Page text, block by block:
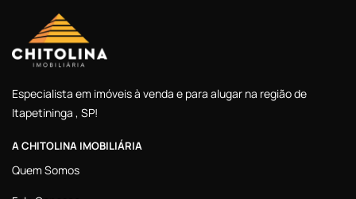
Especialista em imóveis à venda e para alugar na região de
Itapetininga , SP!
A CHITOLINA IMOBILIÁRIA
Quem Somos